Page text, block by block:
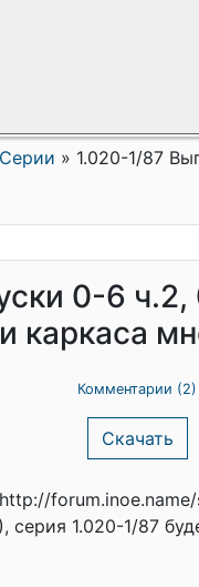
Серии » 1.020-1/87
0-6 ч.2,
каркаса
Комментарии (2)
Скачать
серия 1.020-1/87